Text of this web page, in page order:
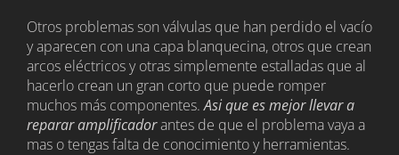
Otros problemas son válvulas que han perdido el vacío
y aparecen con una capa blanquecina, otros que crean
arcos eléctricos y otras simplemente estalladas que al
hacerlo crean un gran corto que puede romper
muchos más componentes.Asi que es mejor llevar a
reparar amplificadorantes de que el problema vaya a
mas o tengas falta de conocimiento y herramientas.